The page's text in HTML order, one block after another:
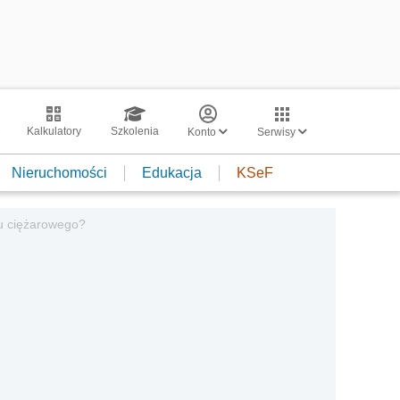
Kalkulatory Szkolenia Konto Serwisy
Nieruchomości Edukacja KSeF
ciężarowego?